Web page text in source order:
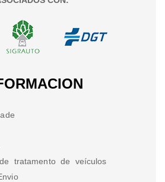
tratamento de veículos